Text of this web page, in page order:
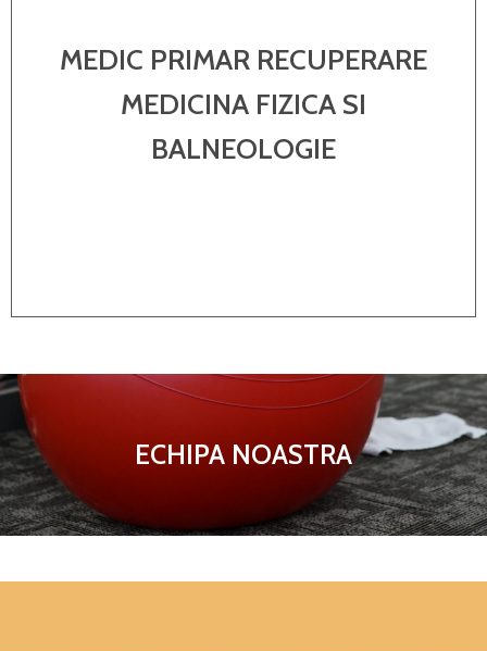
MEDIC PRIMAR RECUPERARE
MEDICINA FIZICA SI
BALNEOLOGIE
ECHIPA NOASTRA